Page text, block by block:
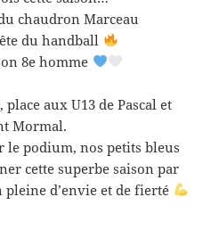
chaudron Marceau
du handball
8e homme
aux U13 de Pascal et
Mormal.
le podium, nos petits bleus
cette superbe saison par
d’envie et de fierté